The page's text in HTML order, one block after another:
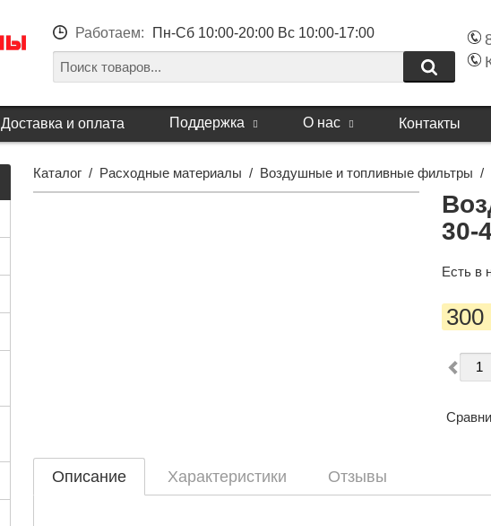
Работаем: Пн-Сб 10:00-20:00 Вс 10:00-17:00
Доставка и оплата Поддержка О нас Контакты
Каталог / Расходные материалы / Воздушные и топливные фильтры /
30-
Есть в
300
Описание Характеристики Отзывы